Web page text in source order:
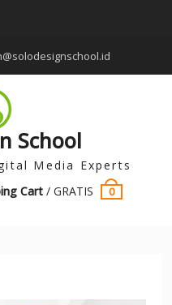
School
Media Experts
Cart/ GRATIS 0